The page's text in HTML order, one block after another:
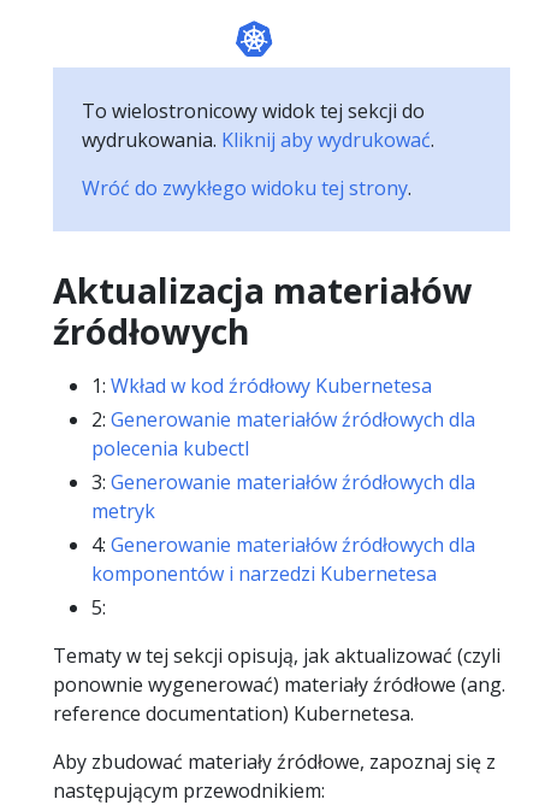
To wielostronicowy widok tej sekcji do
wydrukowania. Kliknij aby wydrukować.
Wróć do zwykłego widoku tej strony.
Aktualizacja materiałów
źródłowych
1: Wkład w kod źródłowy Kubernetesa
2: Generowanie materiałów źródłowych dla
polecenia kubectl
3: Generowanie materiałów źródłowych dla
metryk
4: Generowanie materiałów źródłowych dla
komponentów i narzedzi Kubernetesa
5:
Tematy w tej sekcji opisują, jak aktualizować (czyli
ponownie wygenerować) materiały źródłowe (ang.
reference documentation) Kubernetesa.
Aby zbudować materiały źródłowe, zapoznaj się z
następującym przewodnikiem: